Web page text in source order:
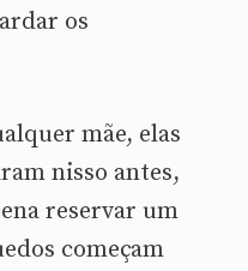
os
mãe, elas
nisso antes,
reservar um
começam